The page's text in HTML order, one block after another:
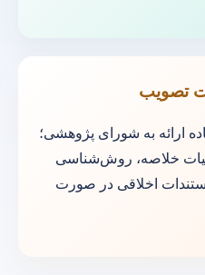
تصویب
ارائه به شورای پژوهشی؛
خلاصه، روش‌شناسی
اخلاقی در صورت